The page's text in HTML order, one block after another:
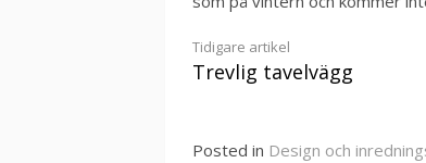
Continue
Reading
Tidigare artikel
Trevlig tavelvägg
Posted in Design och